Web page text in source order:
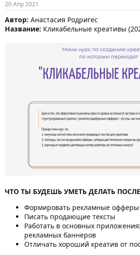
м
ы
а
л
а
20 Апр 2021
Автор: Анастасия Родригес
Название: Кликабельные креативы
ЧТО ТЫ БУДЕШЬ УМЕТЬ ДЕЛАТЬ
Формировать рекламные офферы
Писать продающие тексты
Работать в основных
рекламных баннеров
Отличать хороший креатив от